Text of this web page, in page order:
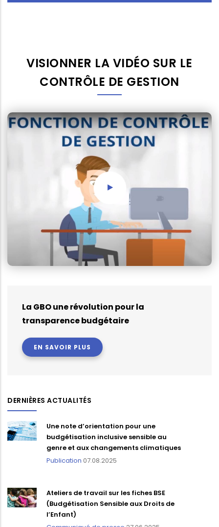
VISIONNER LA VIDÉO SUR LE
CONTRÔLE DE GESTION
La GBO une révolution pour la
transparence budgétaire
EN SAVOIR PLUS
DERNIÈRES ACTUALITÉS
Une note d’orientation pour une
budgétisation inclusive sensible au
genre et aux changements climatiques
Publication 07.08.2025
Ateliers de travail sur les fiches BSE
(Budgétisation Sensible aux Droits de
l’Enfant)